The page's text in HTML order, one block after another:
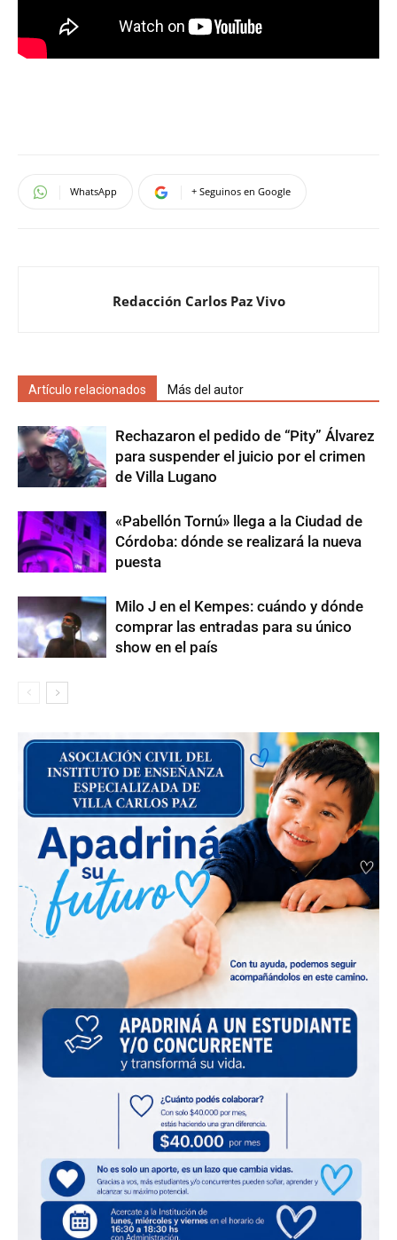
WhatsApp + Seguinos en Google
Redacción Carlos Paz Vivo
Artículo relacionados Más del autor
Rechazaron el pedido de “Pity” Álvarez
para suspender el juicio por el crimen
de Villa Lugano
«Pabellón Tornú» llega a la Ciudad de
Córdoba: dónde se realizará la nueva
puesta
Milo J en el Kempes: cuándo y dónde
comprar las entradas para su único
show en el país